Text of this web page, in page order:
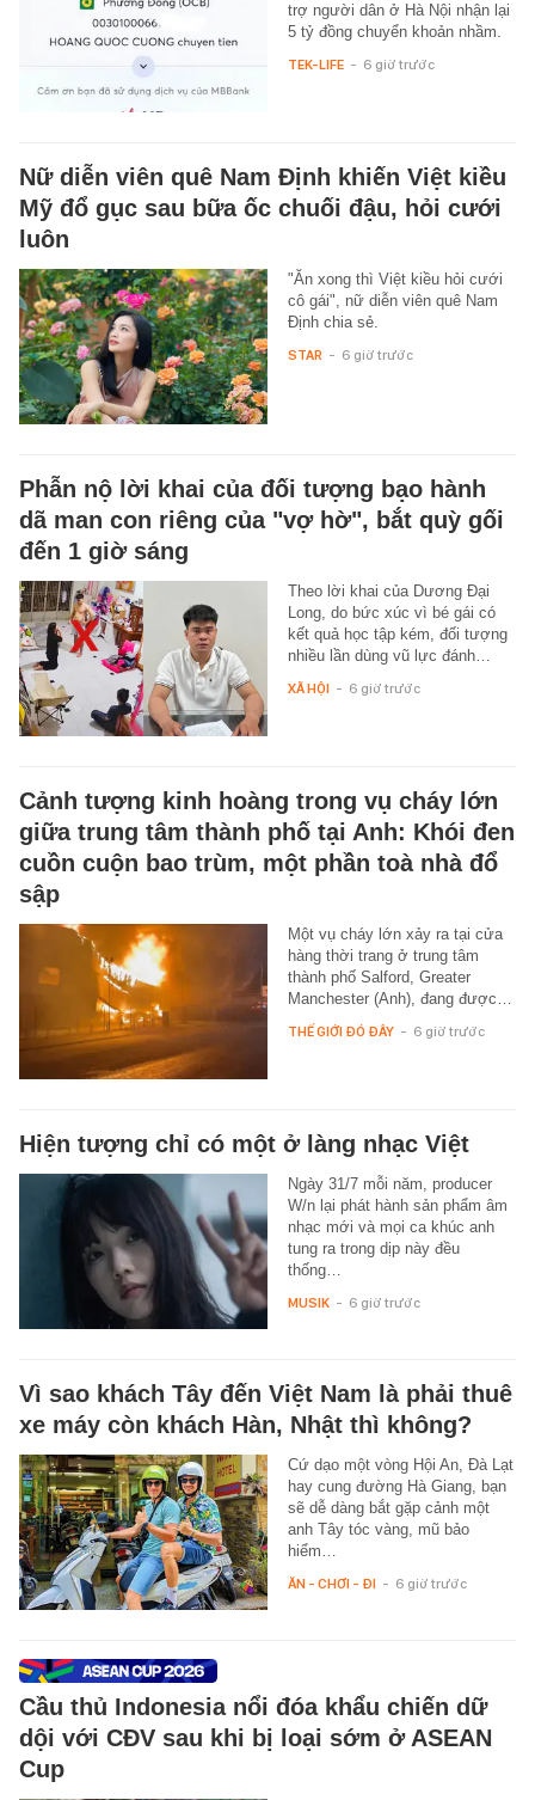
trợ người dân ở Hà Nội nhận lại
5 tỷ đồng chuyển khoản nhầm.
TEK-LIFE - 6 giờ trước
Nữ diễn viên quê Nam Định khiến Việt kiều
Mỹ đổ gục sau bữa ốc chuối đậu, hỏi cưới
luôn
"Ăn xong thì Việt kiều hỏi cưới
cô gái", nữ diễn viên quê Nam
Định chia sẻ.
STAR - 6 giờ trước
Phẫn nộ lời khai của đối tượng bạo hành
dã man con riêng của "vợ hờ", bắt quỳ gối
đến 1 giờ sáng
Theo lời khai của Dương Đại
Long, do bức xúc vì bé gái có
kết quả học tập kém, đối tượng
nhiều lần dùng vũ lực đánh…
XÃ HỘI - 6 giờ trước
Cảnh tượng kinh hoàng trong vụ cháy lớn
giữa trung tâm thành phố tại Anh: Khói đen
cuồn cuộn bao trùm, một phần toà nhà đổ
sập
Một vụ cháy lớn xảy ra tại cửa
hàng thời trang ở trung tâm
thành phố Salford, Greater
Manchester (Anh), đang được…
THẾ GIỚI ĐÓ ĐÂY - 6 giờ trước
Hiện tượng chỉ có một ở làng nhạc Việt
Ngày 31/7 mỗi năm, producer
W/n lại phát hành sản phẩm âm
nhạc mới và mọi ca khúc anh
tung ra trong dịp này đều
thống…
MUSIK - 6 giờ trước
Vì sao khách Tây đến Việt Nam là phải thuê
xe máy còn khách Hàn, Nhật thì không?
Cứ dạo một vòng Hội An, Đà Lạt
hay cung đường Hà Giang, bạn
sẽ dễ dàng bắt gặp cảnh một
anh Tây tóc vàng, mũ bảo
hiểm…
ĂN - CHƠI - ĐI - 6 giờ trước
Cầu thủ Indonesia nổi đóa khẩu chiến dữ
dội với CĐV sau khi bị loại sớm ở ASEAN
Cup